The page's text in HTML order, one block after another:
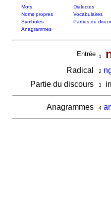
Mots Dialectes
Noms propres
Vocabulaires
Symboles
Parties du
Anagrammes
Entrée 1
Radical 2
Partie du discours
3
Anagrammes 4